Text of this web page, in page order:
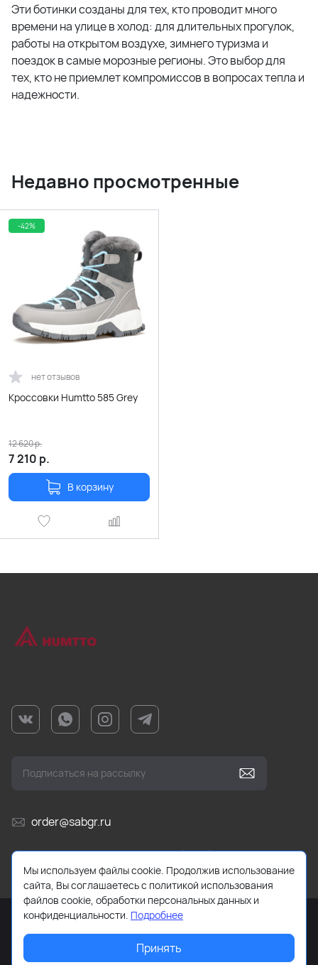
Эти ботинки созданы для тех, кто проводит много
времени на улице в холод: для длительных прогулок,
работы на открытом воздухе, зимнего туризма и
поездок в самые морозные регионы. Это выбор для
тех, кто не приемлет компромиссов в вопросах тепла и
надежности.
Недавно просмотренные
-42%
нет отзывов
Кроссовки Humtto 585 Grey
7 210 р.
12 620р.
В корзину
order@sabgr.ru
Ежедневно с 10:00 до 19:00 (МСК)
2026 © HUMTTO.STORE Все права защищены.
Мы используем файлы cookie. Продолжив использование
сайта, Вы соглашаетесь с политикой использования
файлов cookie, обработки персональных данных и
конфиденциальности. Подробнее
Принять